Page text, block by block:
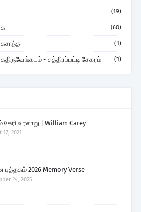
(19)
(60)
(1)
- சத்திரப்பட்டி சேகரம் (1)
கேரி வரலாறு | William Carey
17, 2021
புத்தகம் 2026 Memory Verse
24, 2025